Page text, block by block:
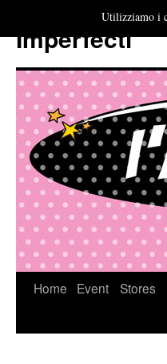
Imperfecti
VaiHome Event Stores
Utilizziamo i